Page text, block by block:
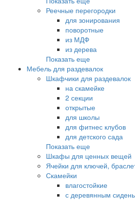
Реечные перегородки
для зонирования
поворотные
из МДФ
из дерева
Показать еще
Мебель для раздевалок
Шкафчики для раздевалок
на скамейке
2 секции
открытые
для школы
для фитнес клубов
для детского сада
Показать еще
Шкафы для ценных вещей
Ячейки для ключей,
Скамейки
влагостойкие
с деревянным